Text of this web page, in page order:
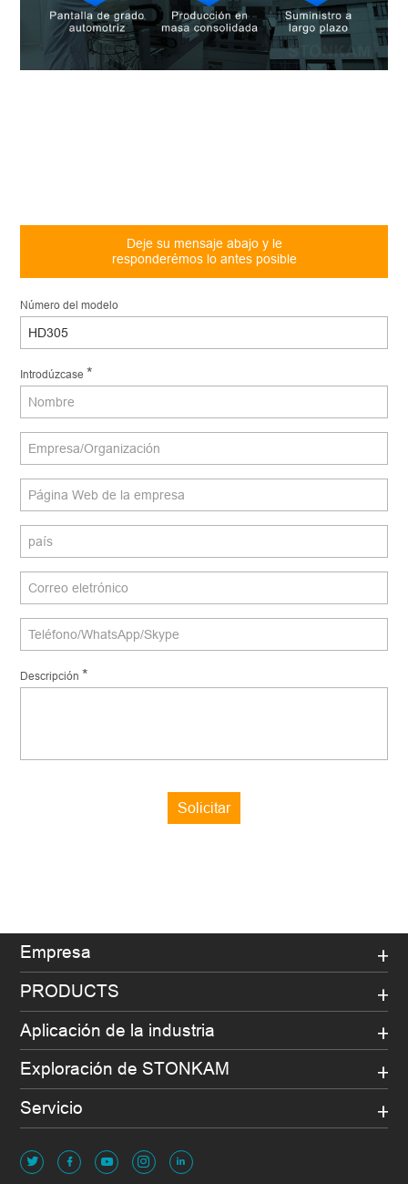
Deje su mensaje abajo y le
responderémos lo antes posible
Número del modelo
Introdúzcase*
Descripción*
Solicitar
Empresa
PRODUCTS
Aplicación de la industria
Exploración de STONKAM
Servicio